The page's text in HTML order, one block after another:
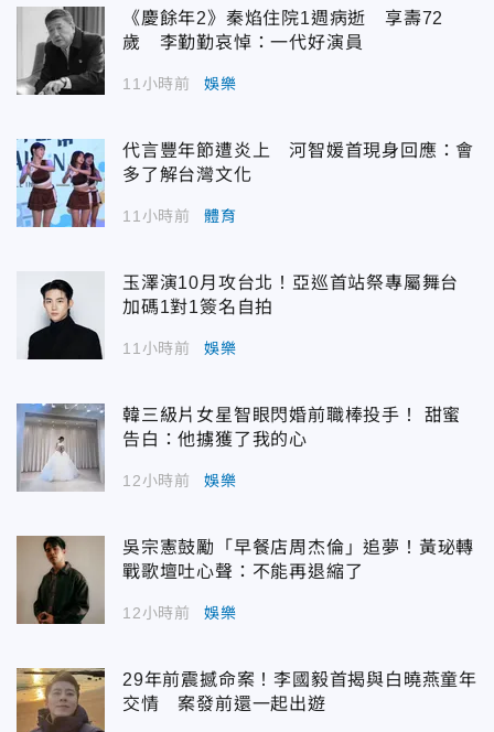
《慶餘年2》秦焰住院1週病逝 享壽72
歲 李勤勤哀悼：一代好演員
11小時前 娛樂
代言豐年節遭炎上 河智媛首現身回應：會
多了解台灣文化
11小時前 體育
玉澤演10月攻台北！亞巡首站祭專屬舞台
加碼1對1簽名自拍
11小時前 娛樂
韓三級片女星智眼閃婚前職棒投手！ 甜蜜
告白：他擄獲了我的心
12小時前 娛樂
吳宗憲鼓勵「早餐店周杰倫」追夢！黃珌轉
戰歌壇吐心聲：不能再退縮了
12小時前 娛樂
29年前震撼命案！李國毅首揭與白曉燕童年
交情 案發前還一起出遊